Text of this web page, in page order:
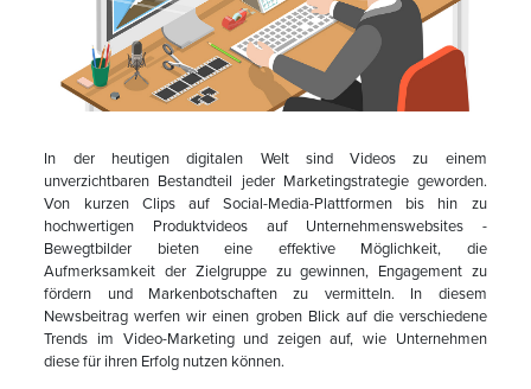
In der heutigen digitalen Welt sind Videos zu einem
unverzichtbaren Bestandteil jeder Marketingstrategie geworden.
Von kurzen Clips auf Social-Media-Plattformen bis hin zu
hochwertigen Produktvideos auf Unternehmenswebsites -
Bewegtbilder bieten eine effektive Möglichkeit, die
Aufmerksamkeit der Zielgruppe zu gewinnen, Engagement zu
fördern und Markenbotschaften zu vermitteln. In diesem
Newsbeitrag werfen wir einen groben Blick auf die verschiedene
Trends im Video-Marketing und zeigen auf, wie Unternehmen
diese für ihren Erfolg nutzen können.